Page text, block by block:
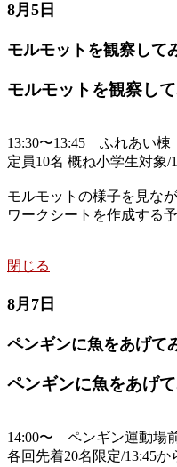
8月5日
モルモットを観察して
モルモットを観察し
13:30〜13:45 ふれあい棟
定員10名 概ね小学生対象/
モルモットの様子を見な
ワークシートを作成する予
閉じる
8月7日
ペンギンに魚をあげて
ペンギンに魚をあげ
14:00〜 ペンギン運動場
各回先着20名限定/13:45か